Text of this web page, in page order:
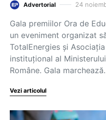
Advertorial 24
Gala premiilor Ora de
un eveniment organizat
TotalEnergies și
instituțional al
Române. Gala
Vezi articolul